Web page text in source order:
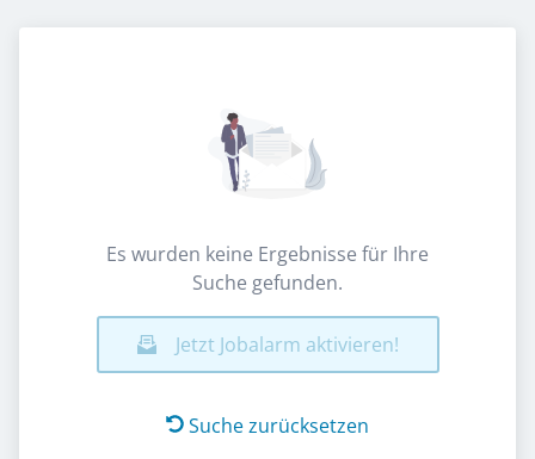
Es wurden keine Ergebnisse für Ihre
Suche gefunden.
Jetzt Jobalarm aktivieren!
Suche zurücksetzen